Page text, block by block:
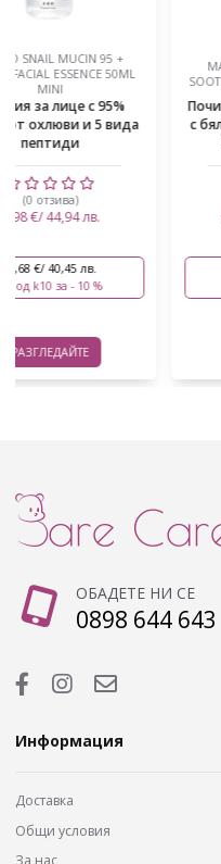
MARY&MAY CICA TEATREE
SOOTHING WASH OFF PACK 30G
Почистваща маска за лице
с бяла глина, чаено дърво
и азиатска цен...
15,59 €/ 30,49 лв.
14,03 €/ 27,44 лв.
с код k10 за - 10 %
ОБАДЕТЕ НИ СЕ
0898 644 643
Информация
Доставка
Общи условия
За нас